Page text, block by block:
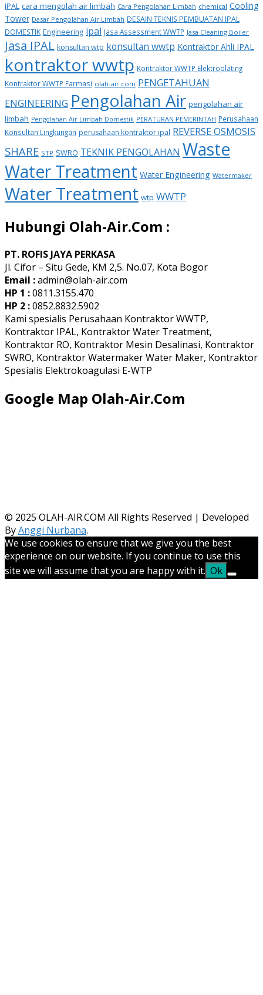
IPAL cara mengolah air limbah Cara Pengolahan Limbah chemical Cooling
Tower Dasar Pengolahan Air Limbah DESAIN TEKNIS PEMBUATAN IPAL
DOMESTIK Engineering ipal Jasa Assessment WWTP Jasa Cleaning Boiler
Jasa IPAL konsultan wtp konsultan wwtp Kontraktor Ahli IPAL
kontraktor wwtp Kontraktor WWTP Elektroplating
Kontraktor WWTP Farmasi olah-air.com PENGETAHUAN
ENGINEERING Pengolahan Air pengolahan air
limbah Pengolahan Air Limbah Domestik PERATURAN PEMERINTAH Perusahaan
Konsultan Lingkungan perusahaan kontraktor ipal REVERSE OSMOSIS
SHARE STP SWRO TEKNIK PENGOLAHAN Waste
Water Treatment Water Engineering Watermaker
Water Treatment wtp WWTP
Hubungi Olah-Air.Com :
PT. ROFIS JAYA PERKASA
Jl. Cifor – Situ Gede, KM 2,5. No.07, Kota Bogor
Email :admin@olah-air.com
HP 1 :0811.3155.470
HP 2 :0852.8832.5902
Kami spesialis Perusahaan Kontraktor WWTP,
Kontraktor IPAL, Kontraktor Water Treatment,
Kontraktor RO, Kontraktor Mesin Desalinasi, Kontraktor
SWRO, Kontraktor Watermaker Water Maker, Kontraktor
Spesialis Elektrokoagulasi E-WTP
Google Map Olah-Air.Com
© 2025 OLAH-AIR.COM All Rights Reserved | Developed
ByAnggi Nurbana.
We use cookies to ensure that we give you the best
experience on our website. If you continue to use this
site we will assume that you are happy with it. Ok